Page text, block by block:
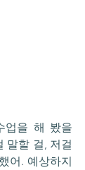
업을 해 봤을
말할 걸, 저걸
어. 예상하지